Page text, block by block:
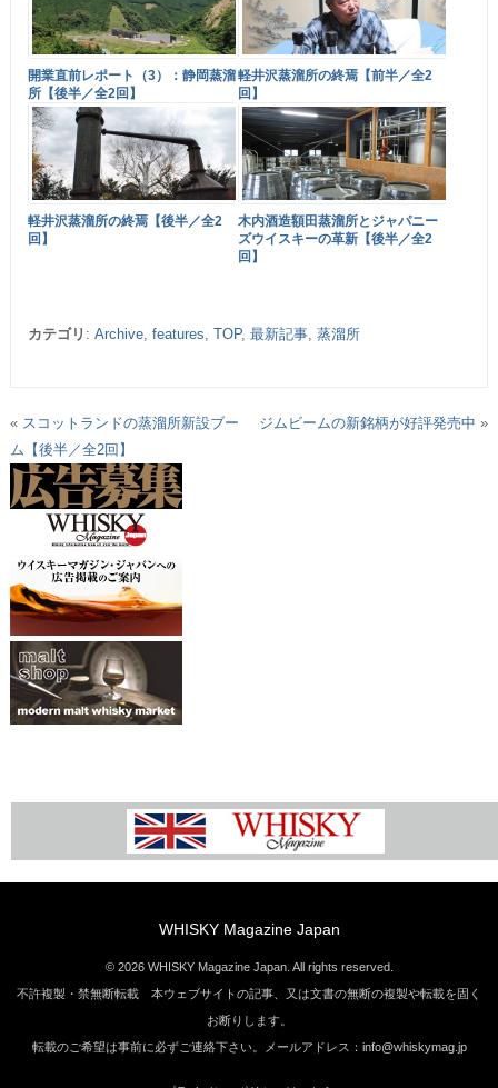
開業直前レポート（3）：静岡蒸溜
所【後半／全2回】
軽井沢蒸溜所の終焉【前半／全2
回】
軽井沢蒸溜所の終焉【後半／全2
回】
木内酒造額田蒸溜所とジャパニー
ズウイスキーの革新【後半／全2
回】
カテゴリ : Archive, features TOP, 最新記事, 蒸溜所
« スコットランドの蒸溜所新設ブー
ム【後半／全2回】
ジムビームの新銘柄が好評発売中 »
WHISKY Magazine Japan
© 2026 WHISKY Magazine Japan. All rights reserved.
不許複製・禁無断転載 本ウェブサイトの記事、又は文書の無断の複製や転載を固く
お断りします。
転載のご希望は事前に必ずご連絡下さい。メールアドレス：info@whiskymag.jp